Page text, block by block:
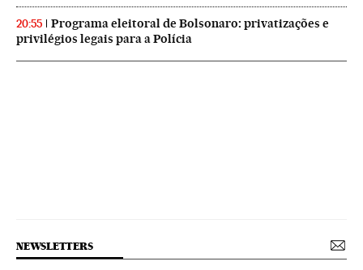
20:55
Programa eleitoral de Bolsonaro: privatizações e
privilégios legais para a Polícia
NEWSLETTERS